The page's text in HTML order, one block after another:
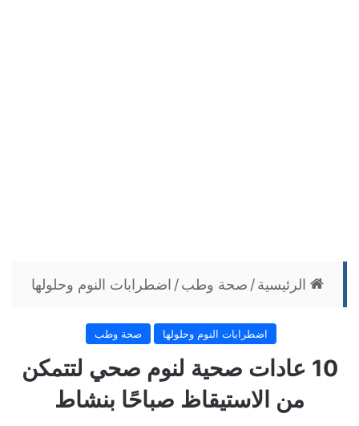
الرئيسية/ صحة وطب/ اضطرابات النوم وحلولها
اضطرابات النوم وحلولها صحة وطب
10 عادات صحية لنوم صحي لتتمكن
من الاستيقاظ صباحًا بنشاط